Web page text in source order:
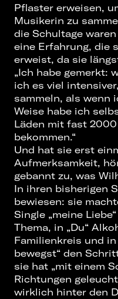
Pflaster erweisen,
Musikerin zu
die Schultage
eine Erfahrung, die
erweist, da sie
„Ich habe gemerkt:
ich es viel
sammeln, als wenn
Weise habe ich
Läden mit fast
bekommen.“
Und hat sie erst
Aufmerksamkeit,
gebannt zu, was
In ihren bisherigen
bewiesen: sie
Single „meine
Thema, in „Du“
Familienkreis und
bewegst“ den
sie hat „mit einem
Richtungen
wirklich hinter den